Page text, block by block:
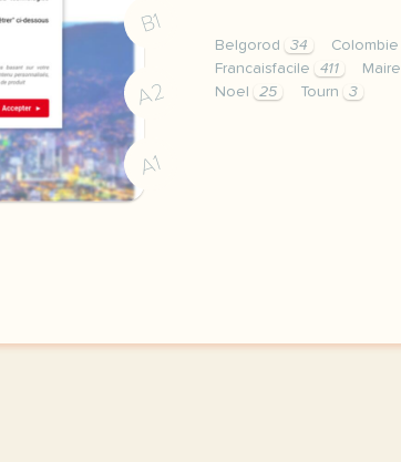
B1
A2
A1
Belgorod 34 Colombie
Francaisfacile
411 Maire
Noel
25 Tourn 3